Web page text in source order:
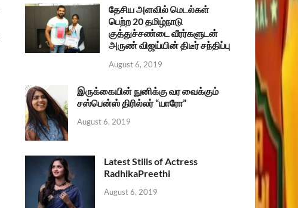
தேசிய அளவில் மெடல்கள்
பெற்ற 20 தமிழ்நாடு
குத்துச்சண்டை வீரர்களுடன்
அருண் விஜய்யின் திடீர் சந்திப்பு
August 6, 2019
இருக்கையின் நுனிக்கு வர வைக்கும்
சஸ்பென்ஸ் திரில்லர் “யாரோ”
August 6, 2019
Latest Stills of Actress
RadhikaPreethi
August 6, 2019